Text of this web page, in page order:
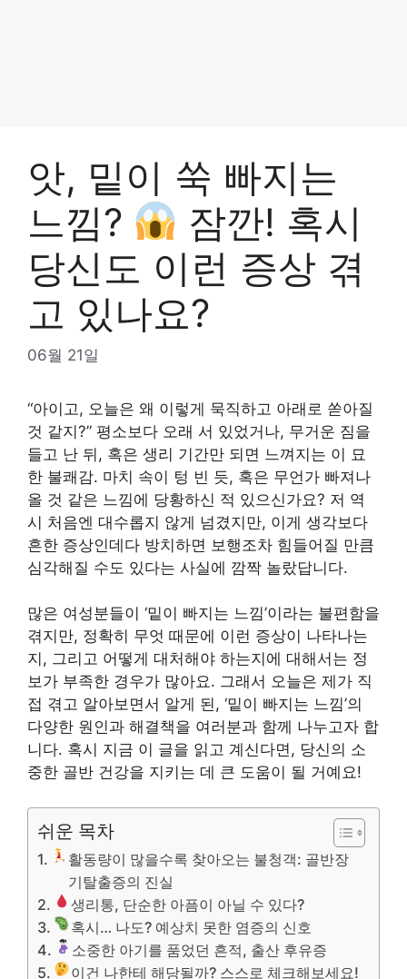
앗, 밑이 쑥 빠지는
느낌?
잠깐! 혹시
당신도 이런 증상 겪
고 있나요?
06월 21일
“아이고, 오늘은 왜 이렇게 묵직하고 아래로 쏟아질
것 같지?” 평소보다 오래 서 있었거나, 무거운 짐을
들고 난 뒤, 혹은 생리 기간만 되면 느껴지는 이 묘
한 불쾌감. 마치 속이 텅 빈 듯, 혹은 무언가 빠져나
올 것 같은 느낌에 당황하신 적 있으신가요? 저 역
시 처음엔 대수롭지 않게 넘겼지만, 이게 생각보다
흔한 증상인데다 방치하면 보행조차 힘들어질 만큼
심각해질 수도 있다는 사실에 깜짝 놀랐답니다.
많은 여성분들이 ‘밑이 빠지는 느낌’이라는 불편함을
겪지만, 정확히 무엇 때문에 이런 증상이 나타나는
지, 그리고 어떻게 대처해야 하는지에 대해서는 정
보가 부족한 경우가 많아요. 그래서 오늘은 제가 직
접 겪고 알아보면서 알게 된, ‘밑이 빠지는 느낌’의
다양한 원인과 해결책을 여러분과 함께 나누고자 합
니다. 혹시 지금 이 글을 읽고 계신다면, 당신의 소
중한 골반 건강을 지키는 데 큰 도움이 될 거예요!
쉬운 목차
활동량이 많을수록 찾아오는 불청객: 골반장
기탈출증의 진실
생리통, 단순한 아픔이 아닐 수 있다?
혹시… 나도? 예상치 못한 염증의 신호
소중한 아기를 품었던 흔적, 출산 후유증
이건 나한테 해당될까? 스스로 체크해보세요!